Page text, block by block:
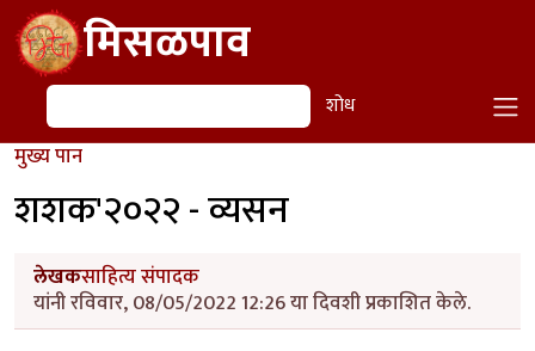
Skip to main contentमिसळपाव
शोध शोध
मुख्य पान
शशक'२०२२ - व्यसन
लेखकसाहित्य संपादक
यांनी रविवार, 08/05/2022 12:26 या दिवशी प्रकाशित केले.